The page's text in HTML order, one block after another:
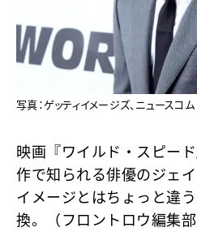
写真：ゲッティイメージズ、ニュースコム
映画『ワイルド・スピー
作で知られる俳優のジェ
イメージとはちょっと違
換。（フロントロウ編集部